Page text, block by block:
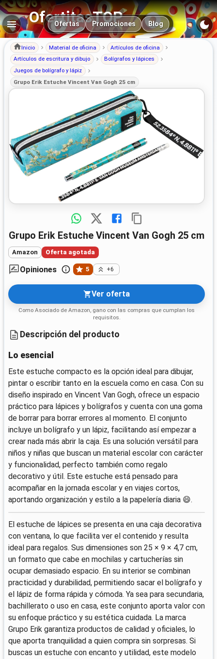
OfertitasTOP
Navegación principal
Ofertas Promociones Blog
Inicio Material de oficina
Artículos de oficina
Artículos de escritura y dibujo
Bolígrafos y lápices
Juegos de bolígrafo y lápiz
Grupo Erik Estuche Vincent Van Gogh 25 cm
Grupo Erik Estuche Vincent Van Gogh 25 cm
Amazon Oferta agotada
Opiniones 5 +6
Ver oferta
Como Asociado de Amazon, gano con las compras que cumplan los
requisitos.
Descripción del producto
Lo esencial
Este estuche compacto es la opción ideal para dibujar,
pintar o escribir tanto en la escuela como en casa. Con su
diseño inspirado en Vincent Van Gogh, ofrece un espacio
práctico para lápices y bolígrafos y cuenta con una goma
de borrar para borrar errores al momento. El conjunto
incluye un bolígrafo y un lápiz, facilitando así empezar a
crear nada más abrir la caja. Es una solución versátil para
niños y niñas que buscan un material escolar con carácter
y funcionalidad, perfecto también como regalo
decorativo y útil. Este estuche está pensado para
acompañar en la jornada escolar y en viajes cortos,
aportando organización y estilo a la papelería diaria 😄.
El estuche de lápices se presenta en una caja decorativa
con ventana, lo que facilita ver el contenido y resulta
ideal para regalos. Sus dimensiones son 25 × 9 × 4,7 cm,
un formato que cabe en mochilas y cartucherías sin
ocupar demasiado espacio. En su interior se combinan
practicidad y durabilidad, permitiendo sacar el bolígrafo y
el lápiz de forma rápida y cómoda. Ya sea para secundaria,
bachillerato o uso en casa, este conjunto aporta valor con
su enfoque práctico y su estética cuidada. La marca
Grupo Erik garantiza productos de calidad y oficiales, lo
que aporta tranquilidad a quien compra sin sorpresas. Si
buscas un estuche con encanto y utilidad, este modelo